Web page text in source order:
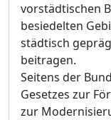
vorstädtischen
besiedelten
städtisch
beitragen.
Seitens der
Gesetzes zur
zur